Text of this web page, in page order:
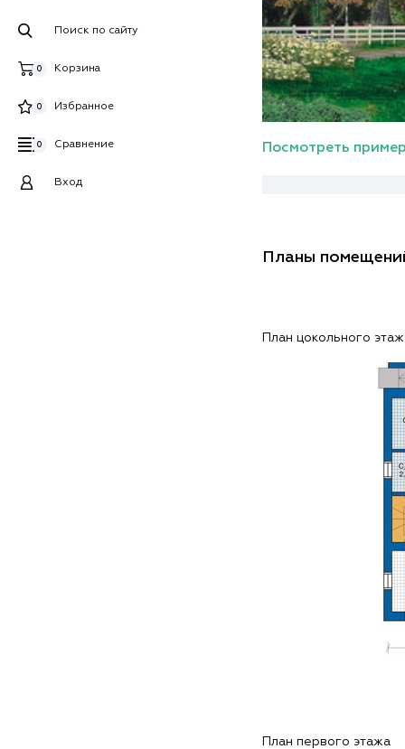
Поиск по сайту
Корзина
0
Избранное
0
Сравнение
0
Вход
Посмотреть
Планы
План цокольного
План первого этажа